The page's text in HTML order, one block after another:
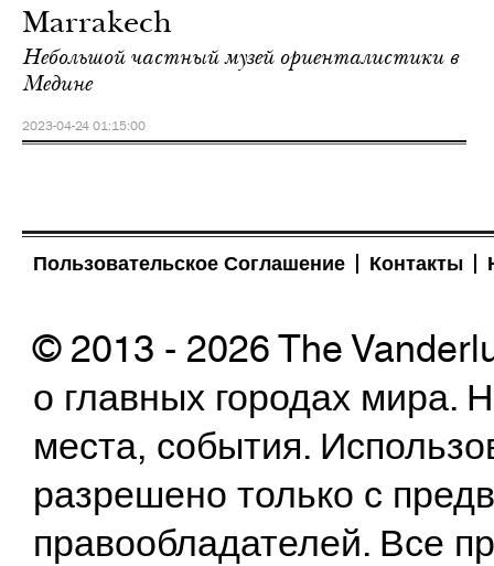
Marrakech
Небольшой частный музей ориенталистики в
Медине
2023-04-24 01:15:00
Пользовательское Соглашение Контакты
© 2013 - 2026 The
о главных городах
места, события.
разрешено только с
правообладателей. Все